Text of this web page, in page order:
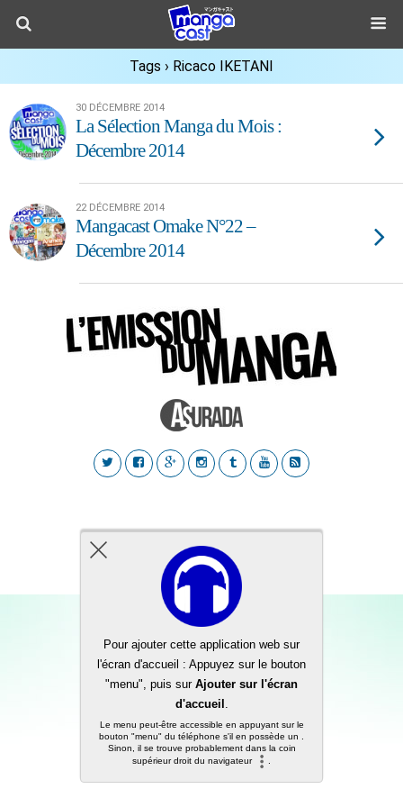
Tags › Ricaco IKETANI
30 DÉCEMBRE 2014
La Sélection Manga du Mois :
Décembre 2014
22 DÉCEMBRE 2014
Mangacast Omake N°22 –
Décembre 2014